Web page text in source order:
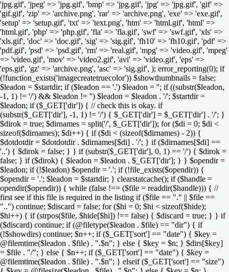
'jpg.gif', 'jpeg' => 'jpg.gif', 'bmp' => 'jpg.gif', 'jpg' => 'jpg.gif', 'gif' =>
'gif.gif', 'zip' => 'archive.png', 'rar' => 'archive.png', 'exe' => 'exe.gif',
'setup' => 'setup.gif', 'txt' => 'text.png', 'htm' => 'html.gif', 'html' =>
'html.gif', 'php' => 'php.gif', 'fla' => 'fla.gif', 'swf' => 'swf.gif', 'xls' =>
'xls.gif', 'doc' => 'doc.gif', 'sig' => 'sig.gif', 'fh10' => 'fh10.gif', 'pdf' =>
'pdf.gif', 'psd' => 'psd.gif', 'rm' => 'real.gif', 'mpg' => 'video.gif', 'mpeg'
=> 'video.gif', 'mov' => 'video2.gif', 'avi' => 'video.gif', 'eps' =>
'eps.gif', 'gz' => 'archive.png', 'asc' => 'sig.gif', ); error_reporting(0); if
(!function_exists('imagecreatetruecolor')) $showthumbnails = false;
$leadon = $startdir; if ($leadon == '.') $leadon = ''; if ((substr($leadon,
-1, 1) != '/') && $leadon != '') $leadon = $leadon . '/'; $startdir =
$leadon; if ($_GET['dir']) { // check this is okay. if
(substr($_GET['dir'], -1, 1) != '/') { $_GET['dir'] = $_GET['dir'] . '/'; }
$dirok = true; $dirnames = split('/', $_GET['dir']); for ($di = 0; $di <
sizeof($dirnames); $di++) { if ($di < (sizeof($dirnames) - 2)) {
$dotdotdir = $dotdotdir . $dirnames[$di] . '/'; } if ($dirnames[$di] ==
'..') { $dirok = false; } } if (substr($_GET['dir'], 0, 1) == '/') { $dirok =
false; } if ($dirok) { $leadon = $leadon . $_GET['dir']; } } $opendir =
$leadon; if (!$leadon) $opendir = '.'; if (!file_exists($opendir)) {
$opendir = '.'; $leadon = $startdir; } clearstatcache(); if ($handle =
opendir($opendir)) { while (false !== ($file = readdir($handle))) { //
first see if this file is required in the listing if ($file == "." || $file ==
"..") continue; $discard = false; for ($hi = 0; $hi < sizeof($hide);
$hi++) { if (strpos($file, $hide[$hi]) !== false) { $discard = true; } } if
($discard) continue; if (@filetype($leadon . $file) == "dir") { if
(!$showdirs) continue; $n++; if ($_GET['sort'] == "date") { $key =
@filemtime($leadon . $file) . ".$n"; } else { $key = $n; } $dirs[$key]
= $file . "/"; } else { $n++; if ($_GET['sort'] == "date") { $key =
@filemtime($leadon . $file) . ".$n"; } elseif ($_GET['sort'] == "size")